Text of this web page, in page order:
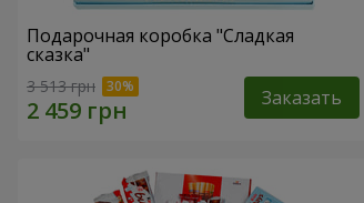
Подарочная коробка "Сладкая
сказка"
3 513 грн Заказать